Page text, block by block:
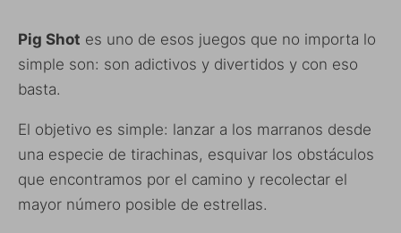
Pig Shot es uno de esos juegos que no importa lo
simple son: son adictivos y divertidos y con eso
basta.
El objetivo es simple: lanzar a los marranos desde
una especie de tirachinas, esquivar los obstáculos
que encontramos por el camino y recolectar el
mayor número posible de estrellas.